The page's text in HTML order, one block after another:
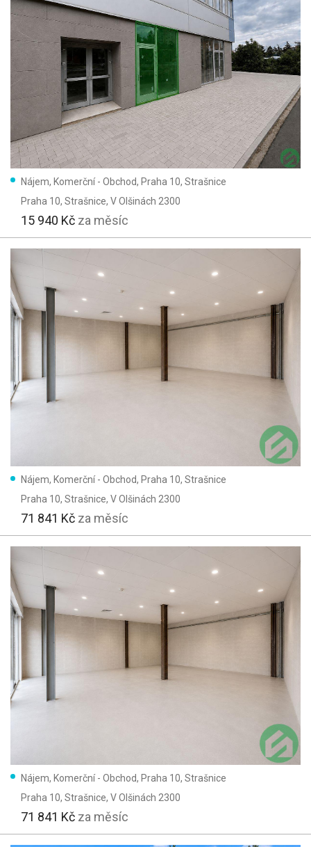
Nájem, Komerční - Obchod, Praha 10, Strašnice
Praha 10, Strašnice, V Olšinách 2300
15 940 Kč za měsíc
Nájem, Komerční - Obchod, Praha 10, Strašnice
Praha 10, Strašnice, V Olšinách 2300
71 841 Kč za měsíc
Nájem, Komerční - Obchod, Praha 10, Strašnice
Praha 10, Strašnice, V Olšinách 2300
71 841 Kč za měsíc